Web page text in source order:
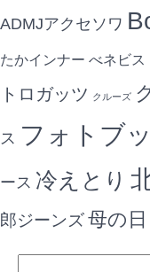
ADMJアクセソワ
たかインナー べネビス
トロガッツ クルーズ
ス フォトブ
ース 冷えとり
郎ジーンズ母の日